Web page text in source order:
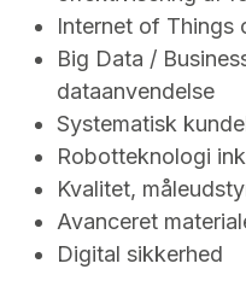
Internet of Things
Big Data /
dataanvendelse
Systematisk
Robotteknologi
Kvalitet,
Avanceret
Digital sikkerhed